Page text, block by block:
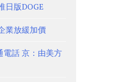
日版DOGE
業放緩加價
電話 京：由美方